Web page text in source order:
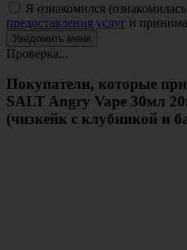
Я ознакомился
предоставления услуг и
Проверка...
Покупатели, которые
SALT Angry Vape 30мл
(чизкейк с клубникой и